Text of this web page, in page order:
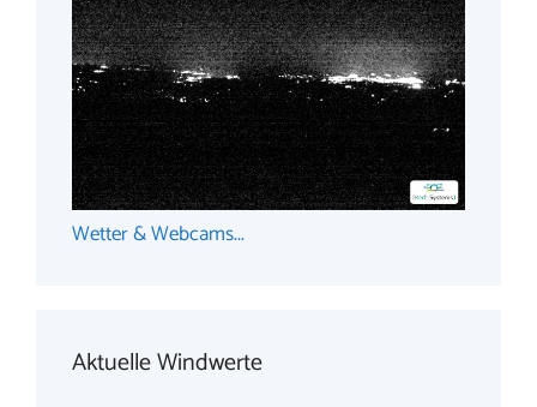
Wetter & Webcams...
Aktuelle Windwerte